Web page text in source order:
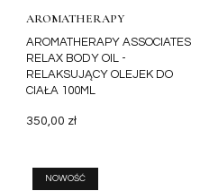
AROMATHERAPY ASSOCIATES
RELAX BODY OIL -
RELAKSUJĄCY OLEJEK DO
CIAŁA 100ML
AROMATHERAPY
ASSOCIATES
350,00 zł
NOWOŚĆ